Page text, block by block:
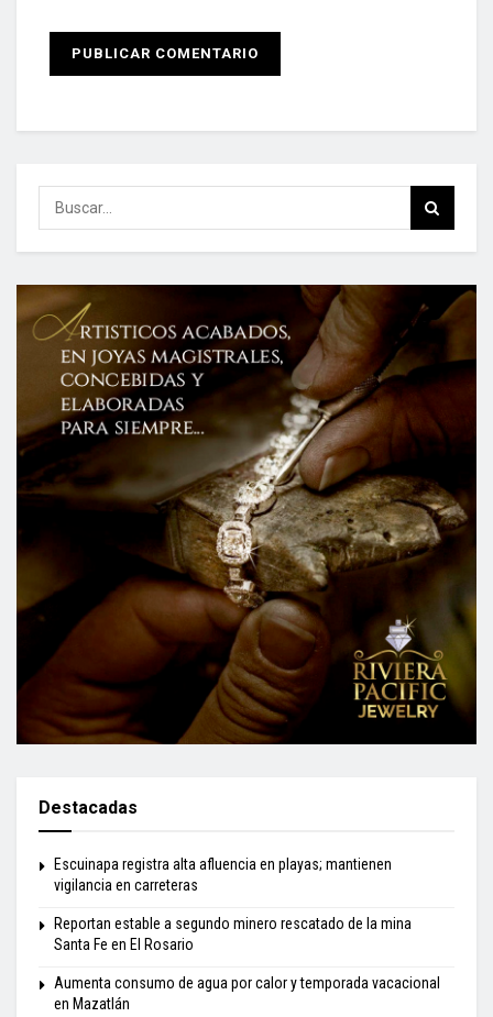
Destacadas
Escuinapa registra alta afluencia en playas; mantienen
vigilancia en carreteras
Reportan estable a segundo minero rescatado de la mina
Santa Fe en El Rosario
Aumenta consumo de agua por calor y temporada vacacional
en Mazatlán